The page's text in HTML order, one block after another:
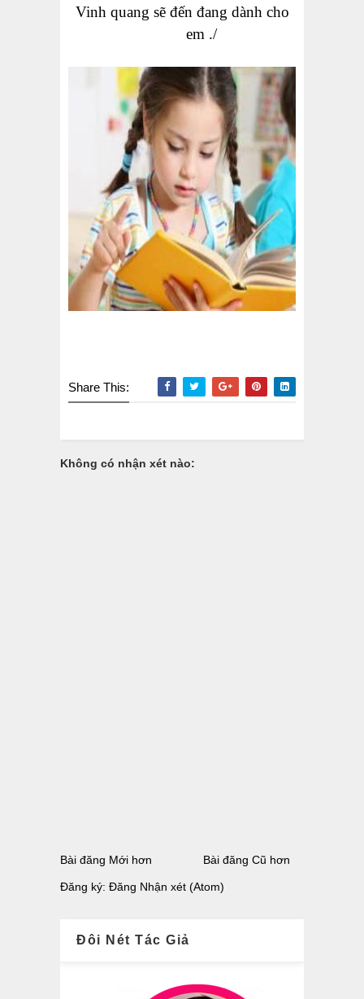
Vinh quang sẽ đến đang dành cho
em ./
Share This:
Không có nhận xét nào:
Bài đăng Mới hơn Bài đăng Cũ hơn
Đăng ký: Đăng Nhận xét (Atom)
Đôi Nét Tác Giả